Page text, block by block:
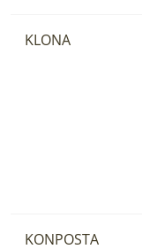
KLONA
KONPOSTA